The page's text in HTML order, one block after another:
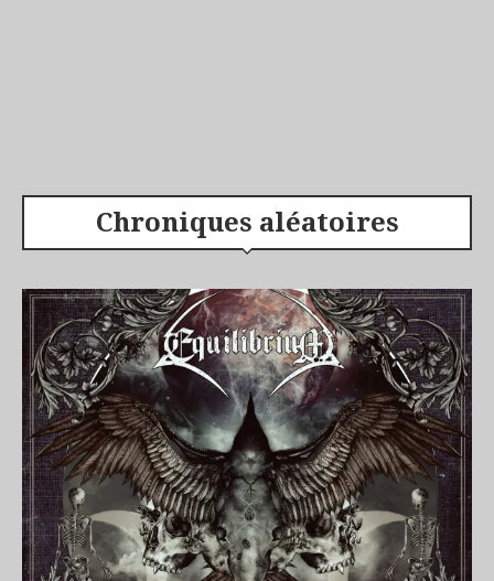
Chroniques aléatoires